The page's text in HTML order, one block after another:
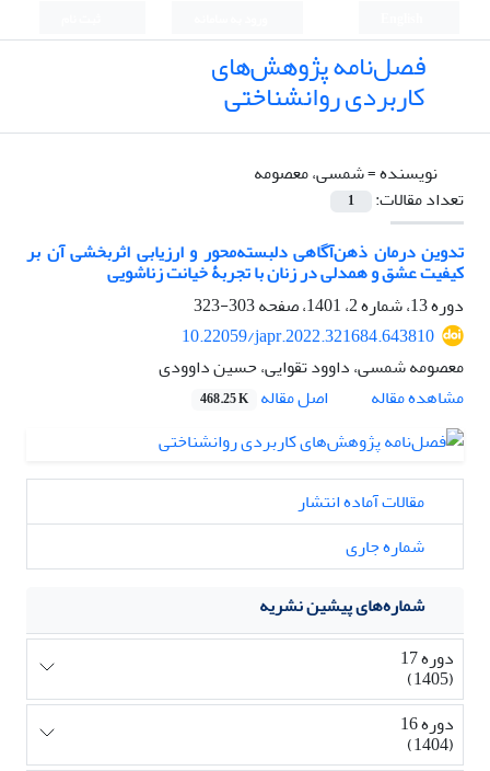
فصل‌نامه پژوهش‌های
کاربردی روانشناختی
نویسنده =شمسی، معصومه
تعداد مقالات:
1
تدوین درمان ذهن‌آگاهی دلبسته‌محور و ارزیابی اثربخشی آن بر
کیفیت عشق و همدلی در زنان با تجربۀ خیانت زناشویی
دوره 13، شماره 2، 1401، صفحه
303-323
10.22059/japr.2022.321684.643810
معصومه شمسی، داوود تقوایی، حسین داوودی
مشاهده مقاله
اصل مقاله 468.25 K
مقالات آماده انتشار
شماره جاری
شماره‌های پیشین نشریه
دوره 17
(1405)
دوره 16
(1404)